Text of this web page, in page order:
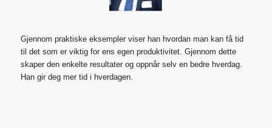
Gjennom praktiske eksempler viser han hvordan man kan få tid
til det som er viktig for ens egen produktivitet. Gjennom dette
skaper den enkelte resultater og oppnår selv en bedre hverdag.
Han gir deg mer tid i hverdagen.